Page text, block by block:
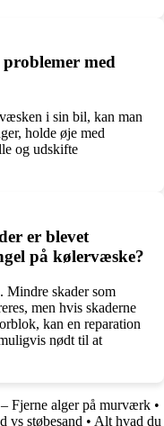
med
i sin bil, kan man
holde øje med
og udskifte
er blevet
på kølervæske?
Mindre skader som
men hvis skaderne
kan en reparation
nødt til at
Fjerne alger på murværk •
vs støbesand • Alt hvad du